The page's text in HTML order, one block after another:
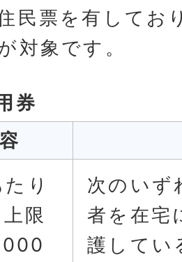
民票を有してお
対象です。
券
り
限
次のいず
者を在宅
護してい